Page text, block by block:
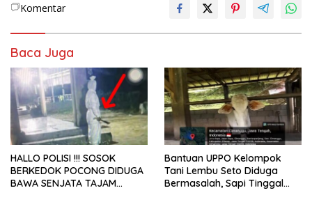
Komentar
Baca Juga
HALLO POLISI !!! SOSOK
BERKEDOK POCONG DIDUGA
BAWA SENJATA TAJAM
Bantuan UPPO Kelompok
Tani Lembu Seto Diduga
Bermasalah, Sapi Tinggal